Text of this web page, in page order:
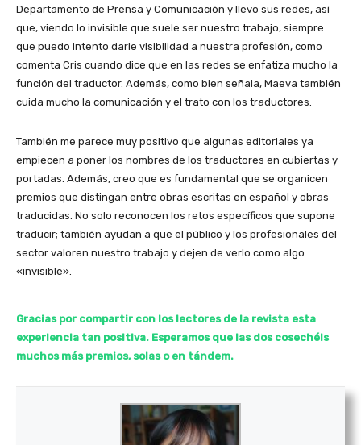
Departamento de Prensa y Comunicación y llevo sus redes, así
que, viendo lo invisible que suele ser nuestro trabajo, siempre
que puedo intento darle visibilidad a nuestra profesión, como
comenta Cris cuando dice que en las redes se enfatiza mucho la
función del traductor. Además, como bien señala, Maeva también
cuida mucho la comunicación y el trato con los traductores.
También me parece muy positivo que algunas editoriales ya
empiecen a poner los nombres de los traductores en cubiertas y
portadas. Además, creo que es fundamental que se organicen
premios que distingan entre obras escritas en español y obras
traducidas. No solo reconocen los retos específicos que supone
traducir; también ayudan a que el público y los profesionales del
sector valoren nuestro trabajo y dejen de verlo como algo
«invisible».
Gracias por compartir con los lectores de la revista esta
experiencia tan positiva. Esperamos que las dos cosechéis
muchos más premios, solas o en tándem.